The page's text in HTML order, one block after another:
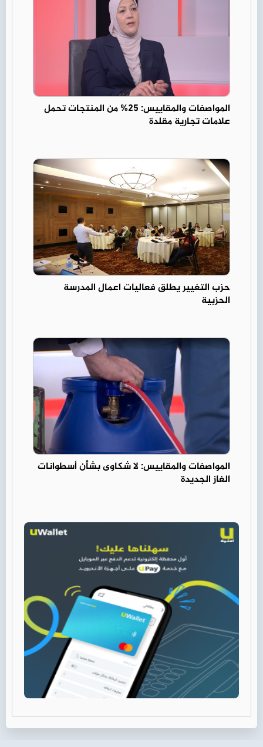
المواصفات والمقاييس: 25% من المنتجات تحمل
علامات تجارية مقلدة
حزب التغيير يطلق فعاليات اعمال المدرسة
الحزبية
المواصفات والمقاييس: لا شكاوى بشأن أسطوانات
الغاز الجديدة